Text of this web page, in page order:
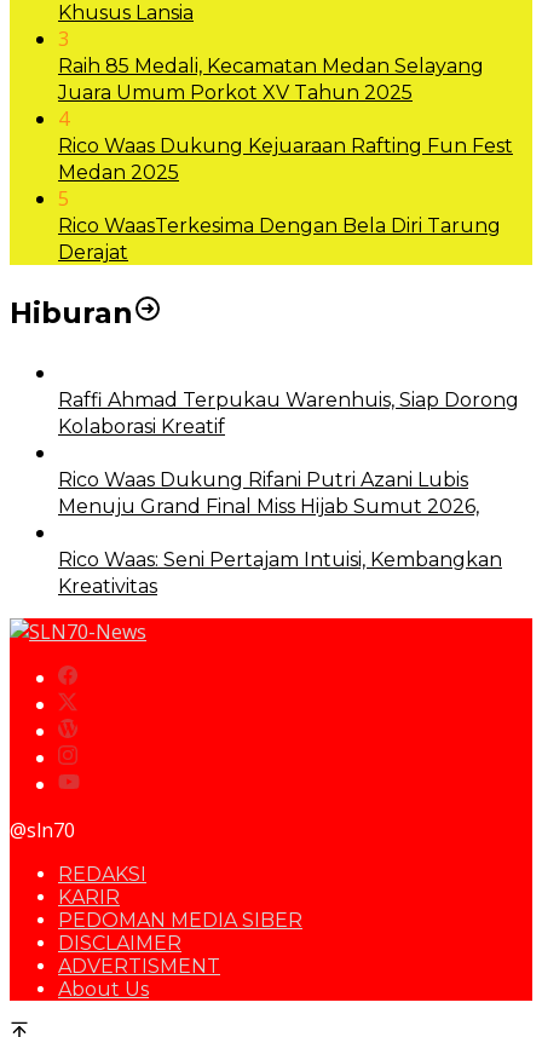
Khusus Lansia
3
Raih 85 Medali, Kecamatan Medan Selayang
Juara Umum Porkot XV Tahun 2025
4
Rico Waas Dukung Kejuaraan Rafting Fun Fest
Medan 2025
5
Rico WaasTerkesima Dengan Bela Diri Tarung
Derajat
Hiburan
Raffi Ahmad Terpukau Warenhuis, Siap Dorong
Kolaborasi Kreatif
Rico Waas Dukung Rifani Putri Azani Lubis
Menuju Grand Final Miss Hijab Sumut 2026,
Rico Waas: Seni Pertajam Intuisi, Kembangkan
Kreativitas
@sln70
REDAKSI
KARIR
PEDOMAN MEDIA SIBER
DISCLAIMER
ADVERTISMENT
About Us